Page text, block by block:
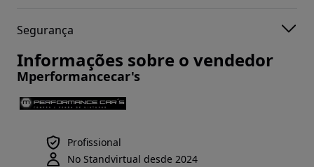
Segurança
Informações sobre o vendedor
Mperformancecar's
Profissional
No Standvirtual desde 2024